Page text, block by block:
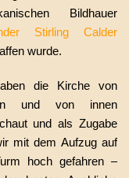
Bildhauer
Stirling Calder
wurde.
die Kirche von
und von innen
und als Zugabe
mit dem Aufzug auf
hoch gefahren –